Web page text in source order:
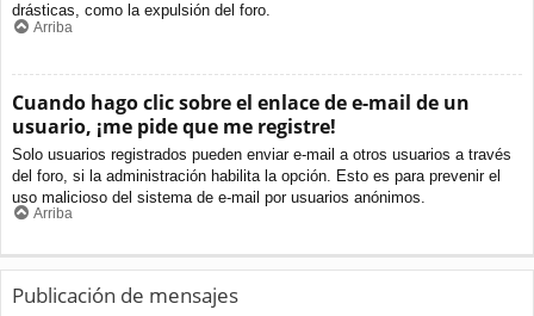
drásticas, como la expulsión del foro.
Arriba
Cuando hago clic sobre el enlace de e-mail de un
usuario, ¡me pide que me registre!
Solo usuarios registrados pueden enviar e-mail a otros usuarios a través
del foro, si la administración habilita la opción. Esto es para prevenir el
uso malicioso del sistema de e-mail por usuarios anónimos.
Arriba
Publicación de mensajes